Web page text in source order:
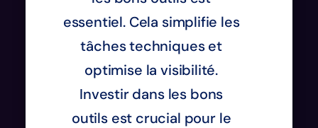
essentiel. Cela simplifie les
tâches techniques et
optimise la visibilité.
Investir dans les bons
outils est crucial pour le